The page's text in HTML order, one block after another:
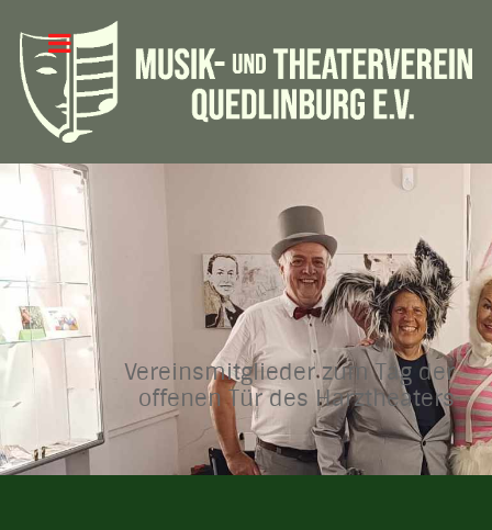
Vereinsmitglieder zum Tag der
offenen Tür des Harztheaters